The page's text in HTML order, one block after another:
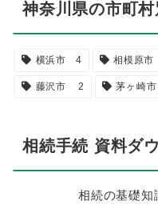
神奈川県の市町
横浜市 4 相模原市
藤沢市 2 茅ヶ崎市
相続手続 資料ダ
相続の基礎知